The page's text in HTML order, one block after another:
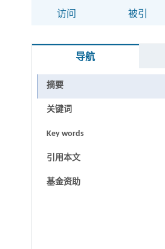
访问 被引
导航
摘要
关键词
Key words
引用本文
基金资助